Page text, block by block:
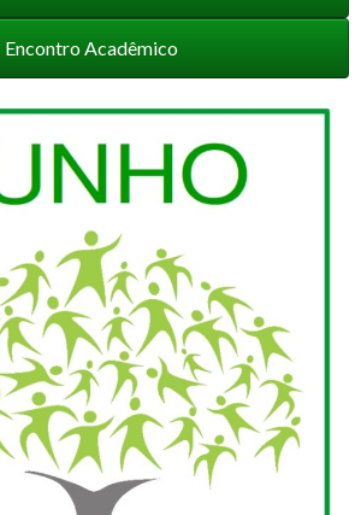
Encontro Acadêmico